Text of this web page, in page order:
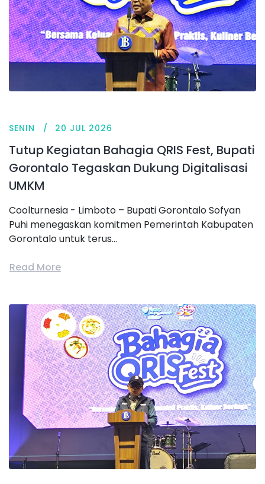
SENIN 20 JUL 2026
Tutup Kegiatan Bahagia QRIS Fest, Bupati
Gorontalo Tegaskan Dukung Digitalisasi
UMKM
Coolturnesia - Limboto – Bupati Gorontalo Sofyan
Puhi menegaskan komitmen Pemerintah Kabupaten
Gorontalo untuk terus...
Read More